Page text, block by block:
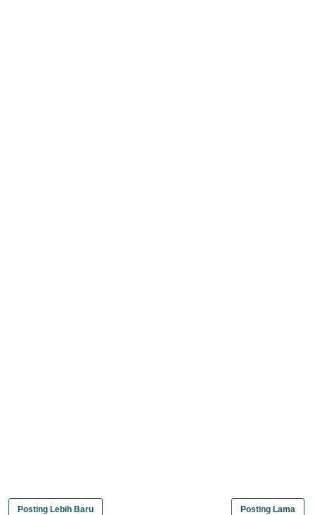
Posting Lebih Baru Posting Lama